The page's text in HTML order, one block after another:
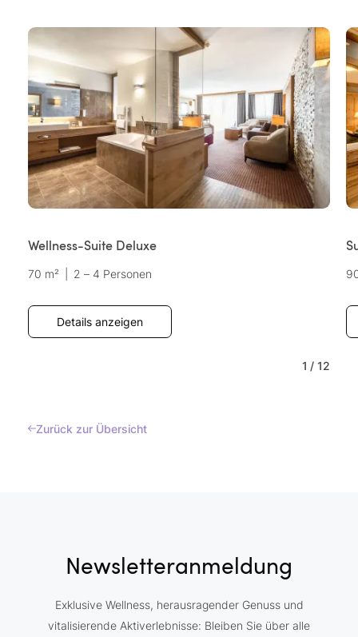
Wellness-Suite Deluxe
70 m² 2 – 4 Personen
Details anzeigen
1 / 12
Zurück zur Übersicht
Newsletteranmeldung
Exklusive Wellness, herausragender Genuss und
vitalisierende Aktiverlebnisse: Bleiben Sie über alle